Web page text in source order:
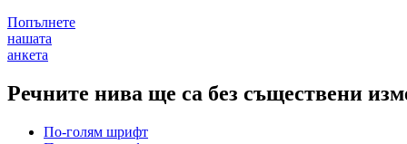
Попълнете
нашата
анкета
Речните нива ще са без съществени
По-голям шрифт